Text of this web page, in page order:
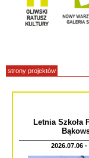
strony projektów
Letnia Szkoła
2026.07.06 -